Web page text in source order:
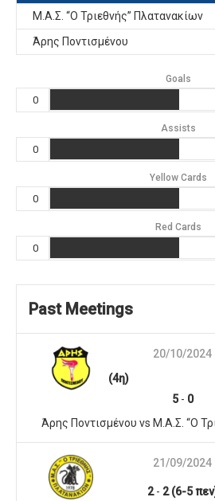
Μ.Α.Σ. “Ο Τριεθνής” Πλατανακίων
Άρης Ποντισμένου
Goals
0
Assists
0
Yellow Cards
0
Red Cards
0
Past Meetings
20/10/2024
(4η)
5- 0
Άρης Ποντισμένου vs Μ.Α.Σ. “Ο
21/09/2024
2- 2 (6-5